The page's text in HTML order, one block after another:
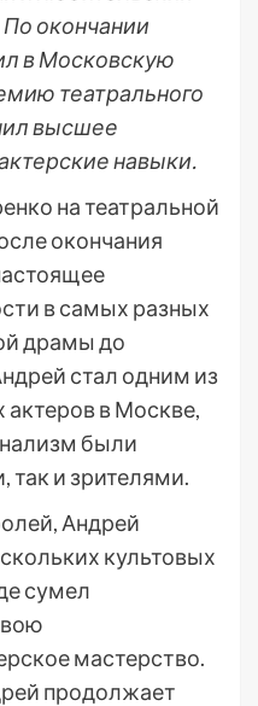
окончании
в Московскую
театрального
высшее
навыки.
на театральной
окончания
в самых разных
драмы до
стал одним из
в Москве,
были
так и зрителями.
Андрей
культовых
сумел
мастерство.
продолжает